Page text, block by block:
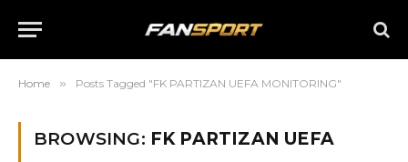
Home » Posts Tagged "FK PARTIZAN UEFA MONITORING"
BROWSING: FK PARTIZAN UEFA